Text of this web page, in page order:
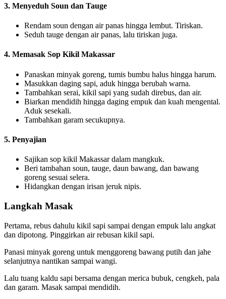
3. Menyeduh Soun dan Tauge
Rendam soun dengan air panas hingga lembut. Tiriskan.
Seduh tauge dengan air panas, lalu tiriskan juga.
4. Memasak Sop Kikil Makassar
Panaskan minyak goreng, tumis bumbu halus hingga harum.
Masukkan daging sapi, aduk hingga berubah warna.
Tambahkan serai, kikil sapi yang sudah direbus, dan air.
Biarkan mendidih hingga daging empuk dan kuah mengental.
Aduk sesekali.
Tambahkan garam secukupnya.
5. Penyajian
Sajikan sop kikil Makassar dalam mangkuk.
Beri tambahan soun, tauge, daun bawang, dan bawang
goreng sesuai selera.
Hidangkan dengan irisan jeruk nipis.
Langkah Masak
Pertama, rebus dahulu kikil sapi sampai dengan empuk lalu angkat
dan dipotong. Pinggirkan air rebusan kikil sapi.
Panasi minyak goreng untuk menggoreng bawang putih dan jahe
selanjutnya nantikan sampai wangi.
Lalu tuang kaldu sapi bersama dengan merica bubuk, cengkeh, pala
dan garam. Masak sampai mendidih.